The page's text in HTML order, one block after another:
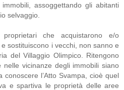
assoggettando gli abitanti
selvaggio.
che acquistarono e/o
sostituiscono i vecchi, non sanno e
del Villaggio Olimpico. Ritengono
vicinanze degli immobili siano
conoscere l’Atto Svampa, cioè quel
e spartiva le proprietà delle aree